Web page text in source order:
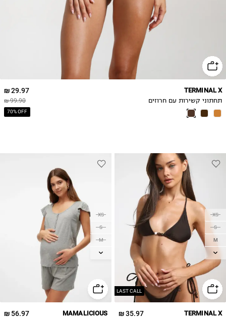
29.97 ₪
99.90 ₪
70% OFF
TERMINAL X
תחתוני קשירות עם חרוזים
LAST CALL
XS
S
M
L
XL
35.97 ₪ TERMINAL X
XS
S
M
L
56.97 ₪ MAMALICIOUS